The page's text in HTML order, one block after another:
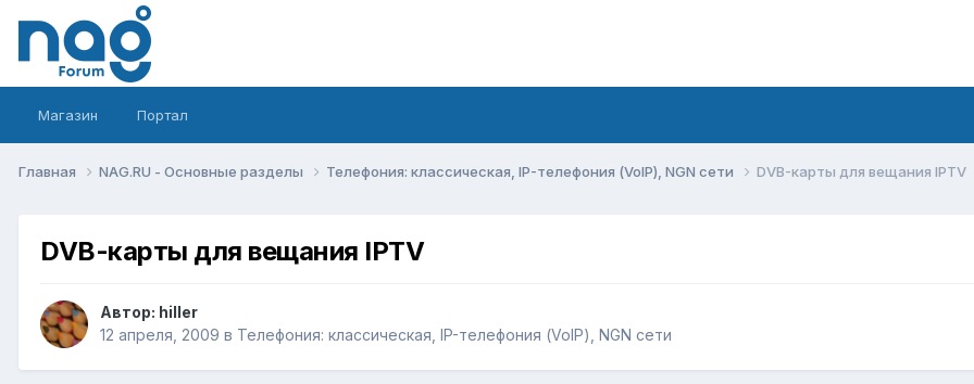
Магазин Портал
Главная NAG.RU - Основные разделы Телефония: классическая, IP-телефония (VoIP), NGN сети DVB-карты для вещания IPTV
DVB-карты для вещания IPTV
Автор: hiller
12 апреля, 2009 в Телефония: классическая, IP-телефония (VoIP), NGN сети